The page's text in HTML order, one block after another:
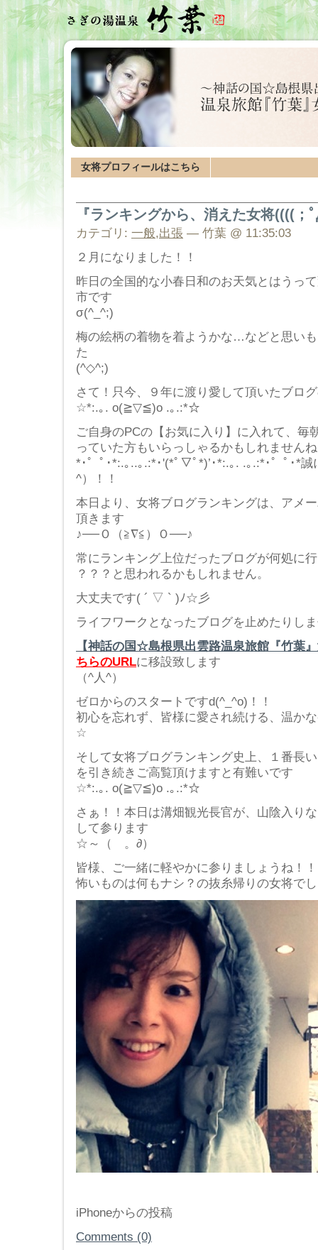
女将プロフィールはこちら
『ランキングから、消えた女将((((；
カテゴリ: 一般,出張 — 竹葉 @ 11:35:03
２月になりました！！
昨日の全国的な小春日和のお天気とはうっ
市です
σ(^_^;)
梅の絵柄の着物を着ようかな…などと思い
た
(^◇^;)
さて！只今、９年に渡り愛して頂いたブロ
☆*:.｡. o(≧▽≦)o .｡.:*☆
ご自身のPCの【お気に入り】に入れて、毎
っていた方もいらっしゃるかもしれませんね
*･゜ﾟ･*:.｡..｡.:*･'(*ﾟ▽ﾟ*)’･*:.｡. .｡.:*･゜ﾟ･*
^）！！
本日より、女将ブログランキングは、アメ
頂きます
♪──Ｏ（≧∇≦）Ｏ──♪
常にランキング上位だったブログが何処に
？？？と思われるかもしれません。
大丈夫です( ´ ▽ ` )ﾉ☆彡
ライフワークとなったブログを止めたりし
【神話の国☆島根県出雲路温泉旅館『竹葉
ちらのURLに移設致します
（^人^）
ゼロからのスタートですd(^_^o)！！
初心を忘れず、皆様に愛され続ける、温か
☆
そして女将ブログランキング史上、１番長
を引き続きご高覧頂けますと有難いです
☆*:.｡. o(≧▽≦)o .｡.:*☆
さぁ！！本日は溝畑観光長官が、山陰入り
して参ります
☆～（ゝ。∂）
皆様、ご一緒に軽やかに参りましょうね！！
怖いものは何もナシ？の抜糸帰りの女将で
iPhoneからの投稿
Comments (0)